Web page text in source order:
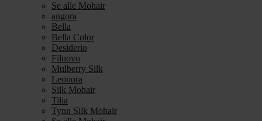
Se alle Mohair
angora
Bella
Bella Color
Desiderio
Filnovo
Mulberry Silk
Leonora
Silk Mohair
Tilia
Tynn Silk Mohair